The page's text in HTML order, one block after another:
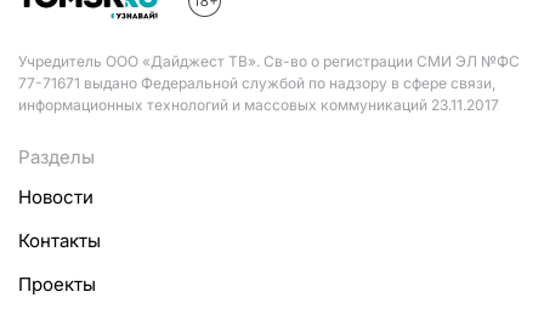
Учредитель ООО «Дайджест ТВ». Св-во о регистрации СМИ ЭЛ №ФС
77-71671 выдано Федеральной службой по надзору в сфере связи,
информационных технологий и массовых коммуникаций 23.11.2017
Разделы
Новости
Контакты
Проекты